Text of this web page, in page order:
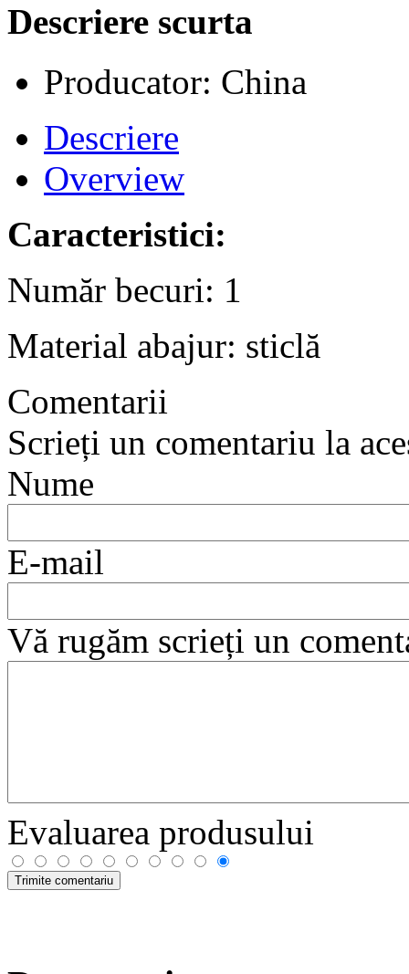
Descriere scurta
Producator: China
Descriere
Overview
Caracteristici:
Număr becuri: 1
Material abajur: sticlă
Comentarii
Scrieți un comentariu la
Nume
E-mail
Vă rugăm scrieți un
Evaluarea produsului